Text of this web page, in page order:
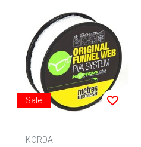
Sale
KORDA